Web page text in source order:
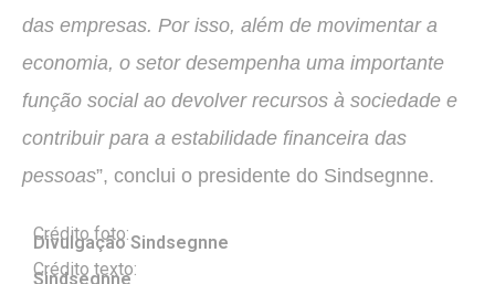
das empresas. Por isso, além de movimentar a
economia, o setor desempenha uma importante
função social ao devolver recursos à sociedade e
contribuir para a estabilidade financeira das
pessoas”, conclui o presidente do Sindsegnne.
Crédito foto:
Divulgação Sindsegnne
Crédito texto:
Sindsegnne